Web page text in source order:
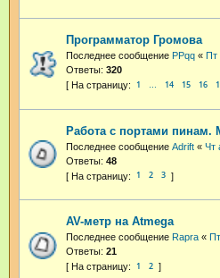
Программатор Громова
Последнее сообщение PPqq « Пт
Ответы: 320
1 … 14 15 16
Работа с портами пинам.
Последнее сообщение Adrift « Чт
Ответы: 48
1 2 3
AV-метр на Atmega
Последнее сообщение Rapra «
Ответы: 21
1 2